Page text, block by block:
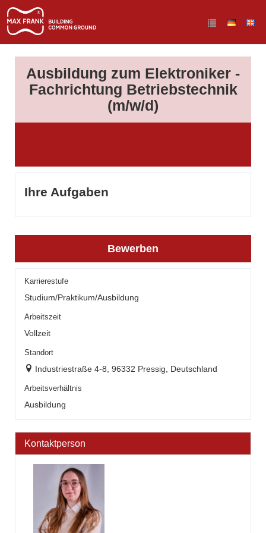
Ausbildung zum Elektroniker -
Fachrichtung Betriebstechnik
(m/w/d)
Ihre Aufgaben
Bewerben
Karrierestufe
Studium/Praktikum/Ausbildung
Arbeitszeit
Vollzeit
Standort
Industriestraße 4-8, 96332 Pressig, Deutschland
Arbeitsverhältnis
Ausbildung
Kontaktperson